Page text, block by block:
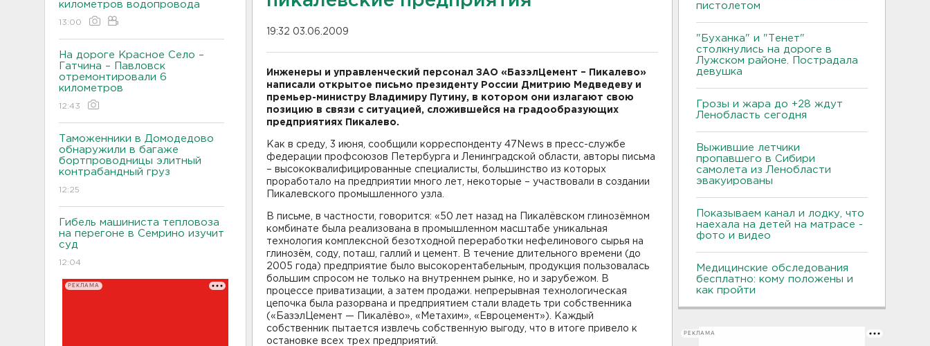
километров водопровода
13:00
На дороге Красное Село –
Гатчина – Павловск
отремонтировали 6
километров
12:43
Таможенники в Домодедово
обнаружили в багаже
бортпроводницы элитный
контрабандный груз
12:25
Гибель машиниста тепловоза
на перегоне в Семрино изучит
суд
12:04
РЕКЛАМА
19:32 03.06.2009
Инженеры и управленческий персонал ЗАО «БазэлЦемент – Пикалево»
написали открытое письмо президенту России Дмитрию Медведеву и
премьер-министру Владимиру Путину, в котором они излагают свою
позицию в связи с ситуацией, сложившейся на градообразующих
предприятиях Пикалево.
Как в среду, 3 июня, сообщили корреспонденту 47News в пресс-службе
федерации профсоюзов Петербурга и Ленинградской области, авторы письма
– высококвалифицированные специалисты, большинство из которых
проработало на предприятии много лет, некоторые – участвовали в создании
Пикалевского промышленного узла.
В письме, в частности, говорится: «50 лет назад на Пикалёвском глинозёмном
комбинате была реализована в промышленном масштабе уникальная
технология комплексной безотходной переработки нефелинового сырья на
глинозём, соду, поташ, галлий и цемент. В течение длительного времени (до
2005 года) предприятие было высокорентабельным, продукция пользовалась
большим спросом не только на внутреннем рынке, но и зарубежом. В
процессе приватизации, а затем продажи. непрерывная технологическая
цепочка была разорвана и предприятием стали владеть три собственника
(«БазэлЦемент — Пикалёво», «Метахим», «Евроцемент»). Каждый
собственник пытается извлечь собственную выгоду, что в итоге привело к
остановке всех трех предприятий.
пистолетом
"Буханка" и "Тенет"
столкнулись на дороге в
Лужском районе. Пострадала
девушка
Грозы и жара до +28 ждут
Ленобласть сегодня
Выжившие летчики
пропавшего в Сибири
самолета из Ленобласти
эвакуированы
Показываем канал и лодку, что
наехала на детей на матрасе -
фото и видео
Медицинские обследования
бесплатно: кому положены и
как пройти
РЕКЛАМА